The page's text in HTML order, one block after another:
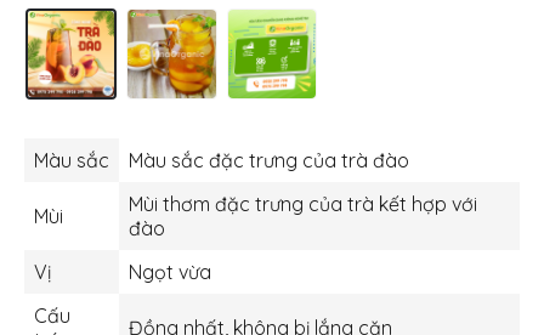
Màu sắc Màu sắc đặc trưng của trà đào
Mùi
Mùi thơm đặc trưng của trà kết hợp với
đào
Vị
Ngọt vừa
Cấu
Đồng nhất, không bị lắng cặn